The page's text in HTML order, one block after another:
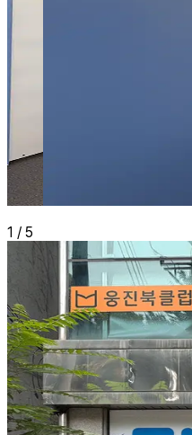
1 / 5